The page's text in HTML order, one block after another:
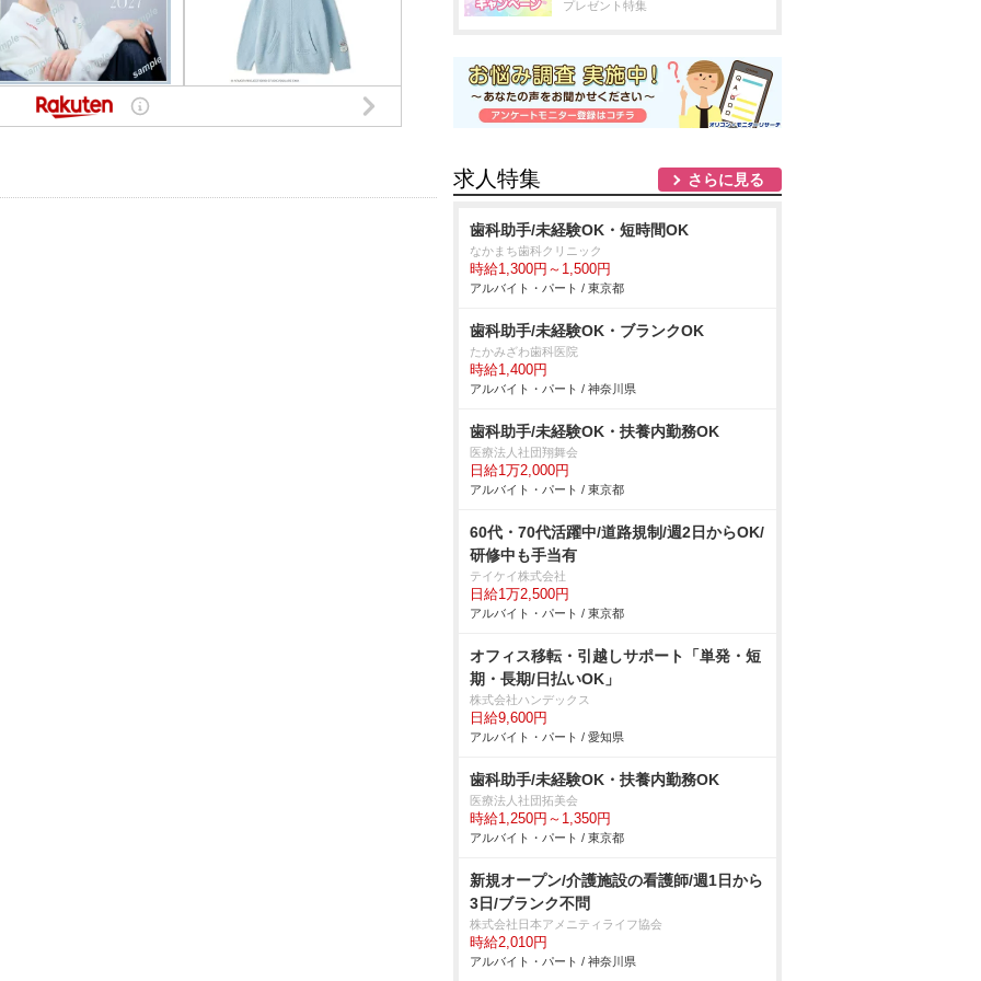
プレゼント特集
求人特集 さらに見る
歯科助手/未経験OK・短時間OK
なかまち歯科クリニック
時給1,300円～1,500円
アルバイト・パート / 東京都
歯科助手/未経験OK・ブランクOK
たかみざわ歯科医院
時給1,400円
アルバイト・パート / 神奈川県
歯科助手/未経験OK・扶養内勤務OK
医療法人社団翔舞会
日給1万2,000円
アルバイト・パート / 東京都
60代・70代活躍中/道路規制/週2日からOK/
研修中も手当有
テイケイ株式会社
日給1万2,500円
アルバイト・パート / 東京都
オフィス移転・引越しサポート「単発・短
期・長期/日払いOK」
株式会社ハンデックス
日給9,600円
アルバイト・パート / 愛知県
歯科助手/未経験OK・扶養内勤務OK
医療法人社団拓美会
時給1,250円～1,350円
アルバイト・パート / 東京都
新規オープン/介護施設の看護師/週1日から
3日/ブランク不問
株式会社日本アメニティライフ協会
時給2,010円
アルバイト・パート / 神奈川県